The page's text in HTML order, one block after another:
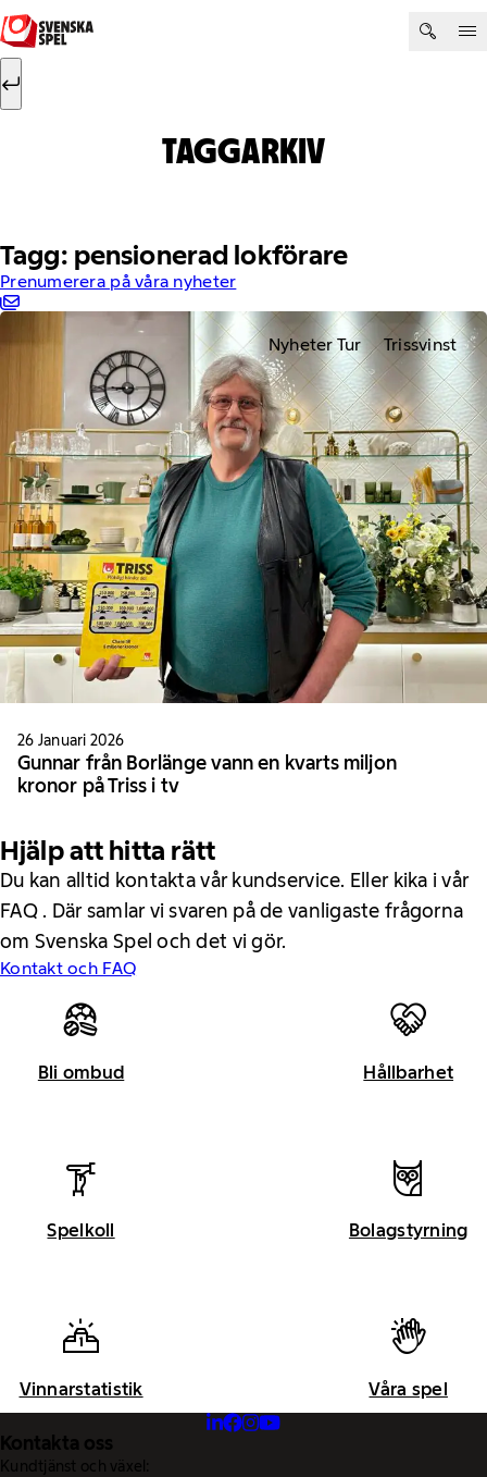
Hoppa till innehåll
Sök efter:
TAGGARKIV
Tagg: pensionerad lokförare
Prenumerera på våra nyheter
Nyheter Tur Trissvinst
26 Januari 2026
Gunnar från Borlänge vann en kvarts miljon
kronor på Triss i tv
Hjälp att hitta rätt
Du kan alltid kontakta vår kundservice. Eller kika i vår
FAQ . Där samlar vi svaren på de vanligaste frågorna
om Svenska Spel och det vi gör.
Kontakt och FAQ
Bli ombud Hållbarhet
Spelkoll Bolagstyrning
Vinnarstatistik Våra spel
Kontakta oss
Kundtjänst och växel: